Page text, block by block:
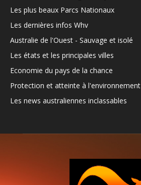
Les plus beaux Parcs Nationaux
Les dernières infos Whv
Australie de l'Ouest - Sauvage et isolé
Les états et les principales villes
Economie du pays de la chance
Protection et atteinte à l'environnement
Les news australiennes inclassables